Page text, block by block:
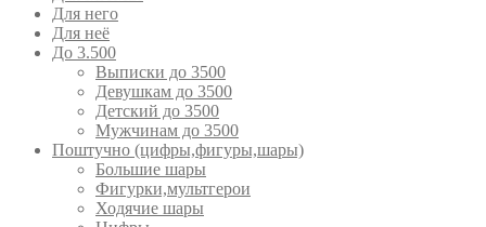
Для него
Для неё
До 3.500
Выписки до 3500
Девушкам до 3500
Детский до 3500
Мужчинам до 3500
Поштучно (цифры,фигуры,шары)
Большие шары
Фигурки,мультгерои
Ходячие шары